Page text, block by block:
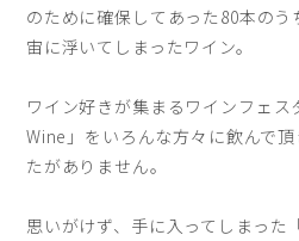
のために確保してあった80本のう
宙に浮いてしまったワイン。
ワイン好きが集まるワインフェス
Wine」をいろんな方々に飲んで
たがありません。
思いがけず、手に入ってしまった